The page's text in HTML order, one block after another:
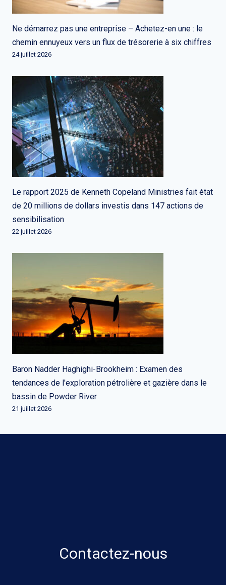
Ne démarrez pas une entreprise – Achetez-en une : le
chemin ennuyeux vers un flux de trésorerie à six chiffres
24 juillet 2026
Le rapport 2025 de Kenneth Copeland Ministries fait état
de 20 millions de dollars investis dans 147 actions de
sensibilisation
22 juillet 2026
Baron Nadder Haghighi-Brookheim : Examen des
tendances de l'exploration pétrolière et gazière dans le
bassin de Powder River
21 juillet 2026
Contactez-nous